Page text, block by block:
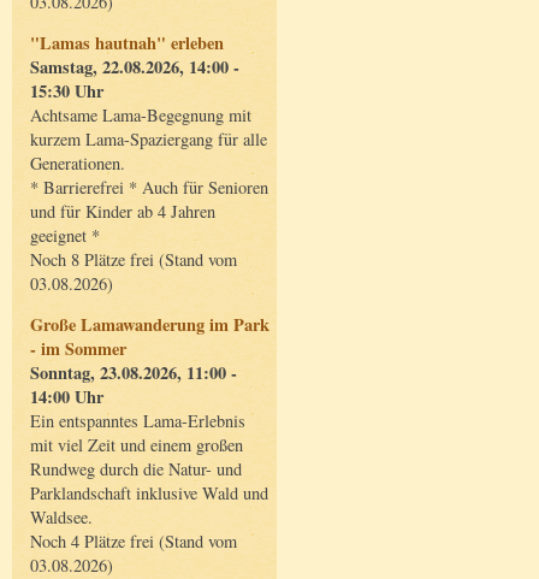
"Lamas hautnah" erleben
Samstag, 22.08.2026, 14:00 -
15:30 Uhr
Achtsame Lama-Begegnung mit
kurzem Lama-Spaziergang für alle
Generationen.
* Barrierefrei * Auch für Senioren
und für Kinder ab 4 Jahren
geeignet *
Noch 8 Plätze frei (Stand vom
03.08.2026)
Große Lamawanderung im Park
- im Sommer
Sonntag, 23.08.2026, 11:00 -
14:00 Uhr
Ein entspanntes Lama-Erlebnis
mit viel Zeit und einem großen
Rundweg durch die Natur- und
Parklandschaft inklusive Wald und
Waldsee.
Noch 4 Plätze frei (Stand vom
03.08.2026)